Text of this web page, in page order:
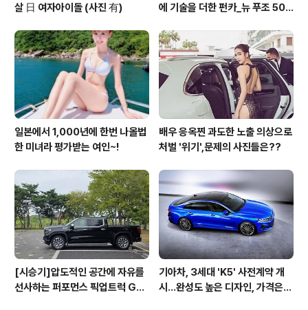
살 日 여자아이돌 (사진 有)
에 기술을 더한 펀카_뉴 푸조 508
일본에서 1,000년에 한번 나올법
한 미녀라 평가받는 여인~!
배우 응옥찐 과도한 노출 의상으로
처벌 '위기',문제의 사진들은??
[시승기]압도적인 공간에 자유를
선사하는 퍼포먼스 픽업트럭 GM
기아차, 3세대 'K5' 사전계약 개
시...완성도 높은 디자인, 가격은